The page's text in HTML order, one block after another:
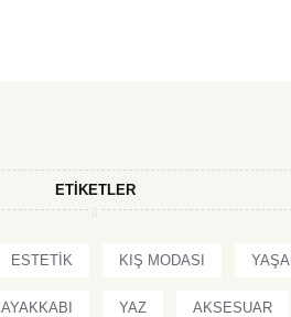
ETIKETLER
ESTETIK KIŞ MODASI
AYAKKABI YAZ AKSESUAR